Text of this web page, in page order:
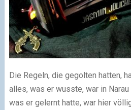
Die Regeln, die gegolten hatten,
alles, was er wusste, war in
was er gelernt hatte, war hier